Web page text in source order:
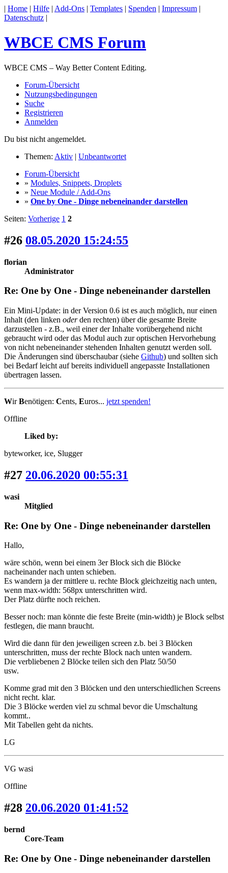
| Home | Hilfe | Add-Ons | Templates | Spenden | Impressum |
Datenschutz |
WBCE CMS Forum
WBCE CMS – Way Better Content Editing.
Forum-Übersicht
Nutzungsbedingungen
Suche
Registrieren
Anmelden
Du bist nicht angemeldet.
Themen: Aktiv | Unbeantwortet
Forum-Übersicht
» Modules, Snippets, Droplets
» Neue Module / Add-Ons
» One by One - Dinge nebeneinander darstellen
Seiten: Vorherige 1 2
#26 08.05.2020 15:24:55
florian
Administrator
Re: One by One - Dinge nebeneinander darstellen
Ein Mini-Update: in der Version 0.6 ist es auch möglich, nur einen
Inhalt (den linken oderden rechten) über die gesamte Breite
darzustellen - z.B., weil einer der Inhalte vorübergehend nicht
gebraucht wird oder das Modul auch zur optischen Hervorhebung
von nicht nebeneinander stehenden Inhalten genutzt werden soll.
Die Änderungen sind überschaubar (siehe Github) und sollten sich
bei Bedarf leicht auf bereits individuell angepasste Installationen
übertragen lassen.
WirBenötigen: Cents, Euros... jetzt spenden!
Offline
Liked by:
byteworker, ice, Slugger
#27 20.06.2020 00:55:31
wasi
Mitglied
Re: One by One - Dinge nebeneinander darstellen
Hallo,
wäre schön, wenn bei einem 3er Block sich die Blöcke
nacheinander nach unten schieben.
Es wandern ja der mittlere u. rechte Block gleichzeitig nach unten,
wenn max-width: 568px unterschritten wird.
Der Platz dürfte noch reichen.
Besser noch: man könnte die feste Breite (min-width) je Block selbst
festlegen, die mann braucht.
Wird die dann für den jeweiligen screen z.b. bei 3 Blöcken
unterschritten, muss der rechte Block nach unten wandern.
Die verbliebenen 2 Blöcke teilen sich den Platz 50/50
usw.
Komme grad mit den 3 Blöcken und den unterschiedlichen Screens
nicht recht. klar.
Die 3 Blöcke werden viel zu schmal bevor die Umschaltung
kommt..
Mit Tabellen geht da nichts.
LG
VG wasi
Offline
#28 20.06.2020 01:41:52
bernd
Core-Team
Re: One by One - Dinge nebeneinander darstellen